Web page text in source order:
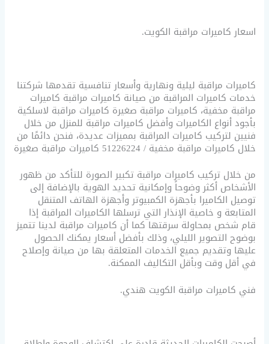
اسعار كاميرات مراقبة الكويت.
كاميرات مراقبة ليلية ونهارية وأسعار تنافسية تقدمها شركتنا
خدمات كاميرات المراقبة من صيانة كاميرات مراقبة كاميرات
مراقبة مخفية، كاميرات مراقبة صغيرة كاميرات مراقبة لاسلكية
بأجود أنواع الكاميرات وأفضل كاميرات مراقبة للمنزل من خلال
فنيين لتركيب كاميرات المراقبة بمميزات عديدة، فنحن دائمًا من
خلال كاميرات مراقبة مخفية / 51226224 كاميرات مراقبة صغيرة
من خلال تركيب كاميرات مراقبة تكبير الصورة للتأكد من ظهور
الأشخاص أكثر وضوحاً وإمكانية تحديد الهوية بالإضافة إلى
توصيل الكاميرا بأجهزة الكمبيوتر وأجهزة الهاتف المتنقل
المتابعة و خاصية الإنذار التي ترسلها الكاميرات المراقبة إذا
قام شخص بمحاولة سرقتها كما أن كاميرات مراقبة لدينا تتميز
بوضوح التصوير الليلي، وذلك بأفضل أسعار يمكنك الحصول
عليها وتقديم جميع الخدمات المتعلقة بها من صيانة وإصلاح
في أقل وقت وبأقل التكاليف الممكنة.
فني كاميرات مراقبة الكويت هندي.